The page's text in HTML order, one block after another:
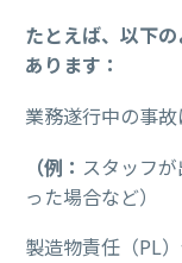
たとえば、以下
あります：
業務遂行中の事
（例： スタッフ
った場合など）
製造物責任（PL